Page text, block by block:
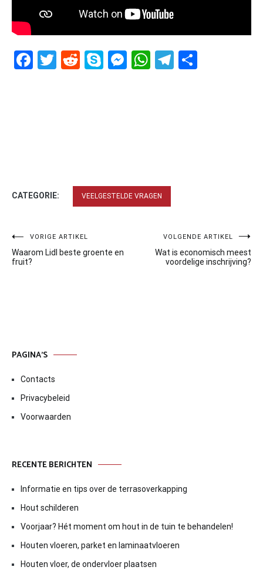
Facebook
Twitter
RedditSkypeMessenger
WhatsApp
Telegram
CATEGORIE: VEELGESTELDE VRAGEN
Bericht
navigatie
VORIGE ARTIKEL
Waarom Lidl beste groente en
fruit?
VOLGENDE ARTIKEL
Wat is economisch meest
voordelige inschrijving?
PAGINA’S
Contacts
Privacybeleid
Voorwaarden
RECENTE BERICHTEN
Informatie en tips over de terrasoverkapping
Hout schilderen
Voorjaar? Hét moment om hout in de tuin te behandelen!
Houten vloeren, parket en laminaatvloeren
Houten vloer, de ondervloer plaatsen